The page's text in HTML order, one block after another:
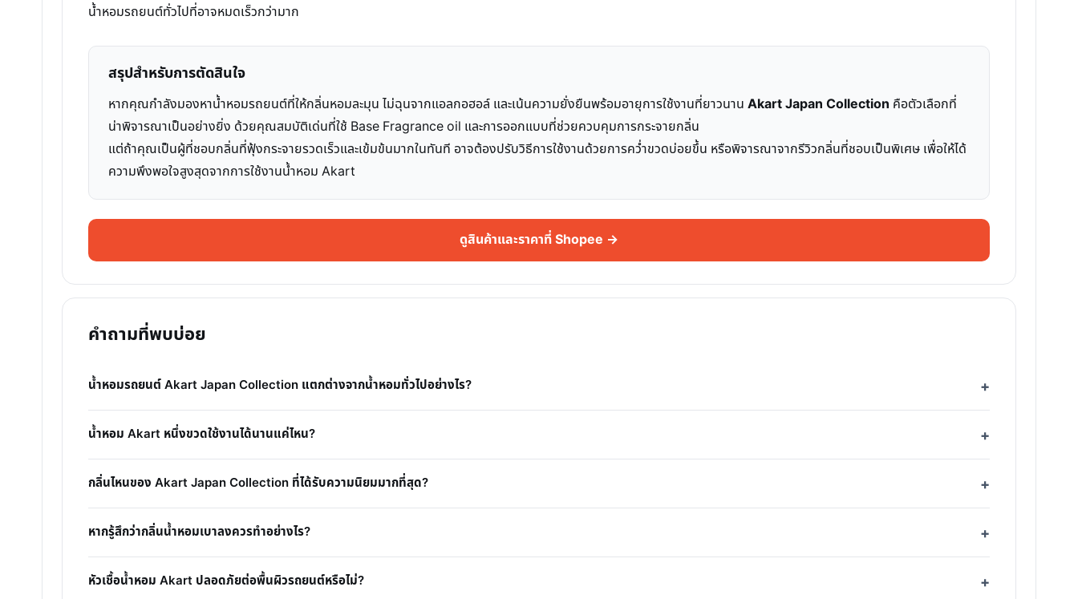
น้ำหอมรถยนต์ทั่วไปที่อาจหมดเร็วกว่ามาก
สรุปสำหรับการตัดสินใจ
หากคุณกำลังมองหาน้ำหอมรถยนต์ที่ให้กลิ่นหอมละมุน ไม่ฉุนจากแอลกอฮอล์ และเน้นความยั่งยืนพร้อมอายุการใช้งานที่ยาวนาน Akart Japan Collection คือตัวเลือกที่
น่าพิจารณาเป็นอย่างยิ่ง ด้วยคุณสมบัติเด่นที่ใช้ Base Fragrance oil และการออกแบบที่ช่วยควบคุมการกระจายกลิ่น
แต่ถ้าคุณเป็นผู้ที่ชอบกลิ่นที่ฟุ้งกระจายรวดเร็วและเข้มข้นมากในทันที อาจต้องปรับวิธีการใช้งานด้วยการคว่ำขวดบ่อยขึ้น หรือพิจารณาจากรีวิวกลิ่นที่ชอบเป็นพิเศษ เพื่อให้ได้
ความพึงพอใจสูงสุดจากการใช้งานน้ำหอม Akart
ดูสินค้าและราคาที่ Shopee →
คำถามที่พบบ่อย
น้ำหอมรถยนต์ Akart Japan Collection แตกต่างจากน้ำหอมทั่วไปอย่างไร?
น้ำหอม Akart หนึ่งขวดใช้งานได้นานแค่ไหน?
กลิ่นไหนของ Akart Japan Collection ที่ได้รับความนิยมมากที่สุด?
หากรู้สึกว่ากลิ่นน้ำหอมเบาลงควรทำอย่างไร?
หัวเชื้อน้ำหอม Akart ปลอดภัยต่อพื้นผิวรถยนต์หรือไม่?